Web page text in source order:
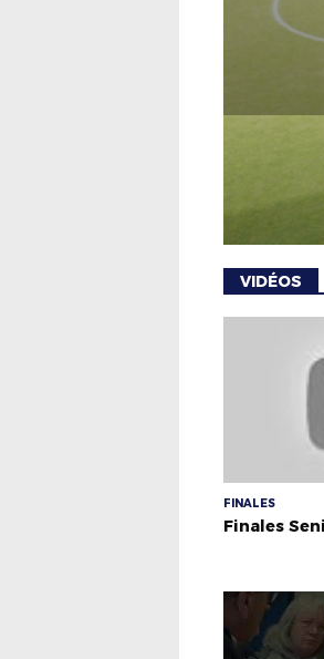
VIDÉOS
FINALES
Finales